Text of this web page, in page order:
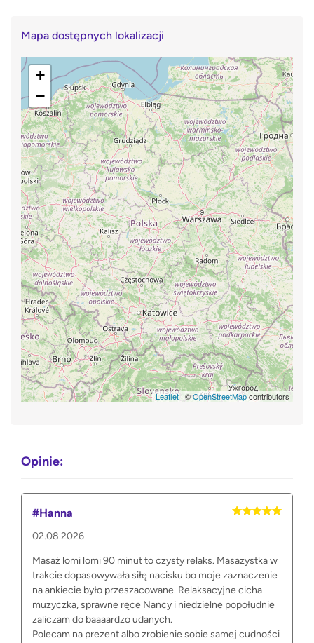
Mapa dostępnych lokalizacji
+
−
Leaflet | ©OpenStreetMapcontributors
Opinie:
#Hanna
02.08.2026
Masaż lomi lomi 90 minut to czysty relaks. Masazystka w
trakcie dopasowywała siłę nacisku bo moje zaznaczenie
na ankiecie było przeszacowane. Relaksacyjne cicha
muzyczka, sprawne ręce Nancy i niedzielne popołudnie
zaliczam do baaaardzo udanych.
Polecam na prezent albo zrobienie sobie samej cudności